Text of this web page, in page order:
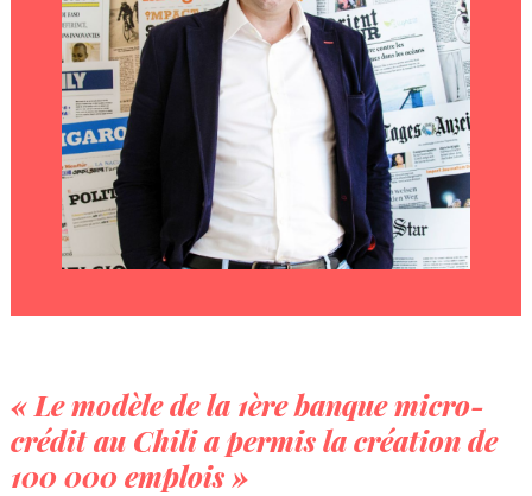
« Le modèle de la 1ère banque micro-
crédit au Chili a permis la création de
100 000 emplois »